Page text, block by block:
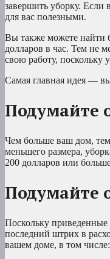
завершить уборку. Если
для вас полезными.
Вы также можете найти
долларов в час. Тем не
свою работу,
Самая главная идея —
Подумайте
Чем больше ваш дом,
меньшего размера,
200 долларов или
Подумайте
Поскольку
последний штрих в
вашем доме, в том числе: